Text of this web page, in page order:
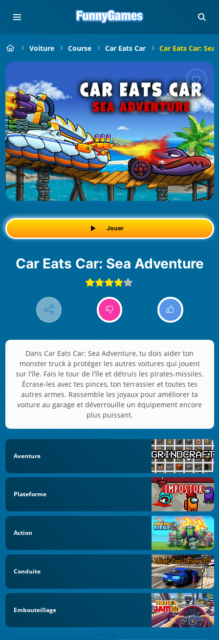
Voiture Course Car Eats Car Car Eats Car:
Jouer
Car Eats Car: Sea Adventure
Dans Car Eats Car: Sea Adventure, tu dois aider ton
monster truck à protéger les autres voitures qui jouent
sur l'île. Fais le tour de l'île et détruis les pirates-missiles.
Écrase-les avec tes pinces, ton terrassier et toutes tes
autres armes. Rassemble les joyaux pour améliorer ta
voiture au garage et déverrouille un équipement encore
plus puissant.
Aventure
Plateforme
Action
Conduite
Embouteillage